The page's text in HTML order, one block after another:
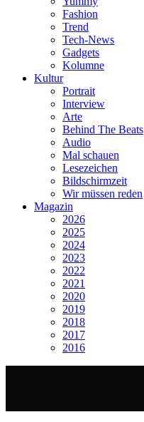
Fashion
Trend
Tech-News
Gadgets
Kolumne
Kultur
Portrait
Interview
Arte
Behind The Beats
Audio
Mal schauen
Lesezeichen
Bildschirmzeit
Wir müssen reden
Magazin
2026
2025
2024
2023
2022
2021
2020
2019
2018
2017
2016